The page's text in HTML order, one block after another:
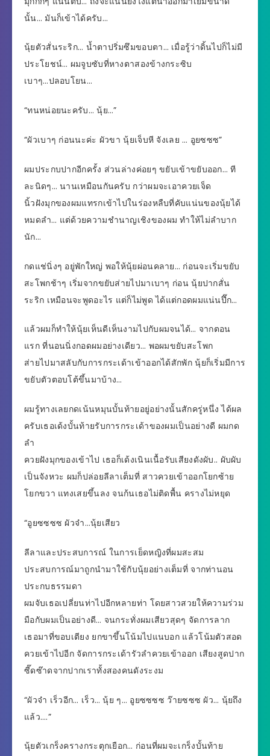
นั้น… มันก็เข้าได้ครับ…
นุ้ยตัวสั่นระริก… น้ำตาปริ่มซึมขอบตา… เมื่อรู้ว่าดิ้นไปก็ไม่มี
ประโยชน์… ผมจูบซับที่หางตาสองข้างกระซิบ
เบาๆ…ปลอบโยน…
“ทนหน่อยนะครับ… นุ้ย…”
“ผัวเบาๆ ก่อนนะค่ะ ผัวขา นุ้ยเจ็บหี จังเลย … อูยซซซ”
ผมประกบปากอีกครั้ง ส่วนล่างค่อยๆ ขยับเข้าขยับออก… ที
ละนิดๆ… นานเหมือนกันครับ กว่าผมจะเอาควยเจ็ด
นิ้วฝังมุกของผมแทรกเข้าไปในร่องหลืบที่คับแน่นของนุ้ยได้
หมดลำ… แต่ด้วยความชำนาญเชิงของผม ทำให้ไม่ลำบาก
นัก…
กดแช่นิ่งๆ อยู่พักใหญ่ พอให้นุ้ยผ่อนคลาย… ก่อนจะเริ่มขยับ
สะโพกช้าๆ เริ่มจากขยับส่ายไปมาเบาๆ ก่อน นุ้ยปากสั่น
ระริก เหมือนจะพูดอะไร แต่ก็ไม่พูด ได้แต่กอดผมแน่นปึ๊ก…
แล้วผมก็ทำให้นุ้ยเห็นดีเห็นงามไปกับผมจนได้… จากตอน
แรก ที่นอนนิ่งกอดผมอย่างเดียว… พอผมขยับสะโพก
ส่ายไปมาสลับกับการกระเด้าเข้าออกได้สักพัก นุ้ยก็เริ่มมีการ
ขยับตัวตอบโต้ขึ้นมาบ้าง…
ผมรู้ทางเลยกดเน้นหมุนบั้นท้ายอยู่อย่างนั้นสักครู่หนึ่ง ได้ผล
ครับเธอเด้งบั้นท้ายรับการกระเด้าของผมเป็นอย่างดี ผมกด
ลำ
ควยฝังมุกของเข้าไป เธอก็เด้งเนินเนื้อรับเสียงดังผับ.. ผับผับ
เป็นจังหวะ ผมก็ปล่อยลีลาเต็มที่ สาวควยเข้าออกโยกซ้าย
โยกขวา แทงเสยขึ้นลง จนก้นเธอไม่ติดพื้น ครางไม่หยุด
“อูยซซซซ ผัวจ๋า…นุ้ยเสียว
ลีลาและประสบการณ์ ในการเย็ดหญิงที่ผมสะสม
ประสบการณ์มาถูกนำมาใช้กับนุ้ยอย่างเต็มที่ จากท่านอน
ประกบธรรมดา
ผมจับเธอเปลี่ยนท่าไปอีกหลายท่า โดยสาวสวยให้ความร่วม
มือกับผมเป็นอย่างดี… จนกระทั่งผมเสียวสุดๆ จัดการลาก
เธอมาที่ขอบเตียง ยกขาขึ้นโน้มไปแนบอก แล้วโน้มตัวสอด
ควยเข้าไปอีก จัดการกระเด้ารัวลำควยเข้าออก เสียงสูดปาก
ซี๊ดซ๊าดจากปากเราทั้งสองคนดังระงม
“ผัวจ๋า เร็วอีก… เร็ว… นุ้ย ๆ… อูยซซซซ ว๊ายซซซ ผัว… นุ้ยถึง
แล้ว….”
นุ้ยตัวเกร็งครางกระตุกเยือก… ก่อนที่ผมจะเกร็งบั้นท้าย